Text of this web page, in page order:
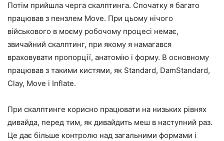
Потім прийшла черга скалптинга. Спочатку я багато
працював з пензлем Move. При цьому нічого
військового в моєму робочому процесі немає,
звичайний скалптинг, при якому я намагався
враховувати пропорції, анатомію і форму. В основному
працював з такими кистями, як Standard, DamStandard,
Clay, Move і Inflate.
При скалптинге корисно працювати на низьких рівнях
дивайда, перед тим, як дивайдить меш в наступний раз.
Це дає більше контролю над загальними формами і